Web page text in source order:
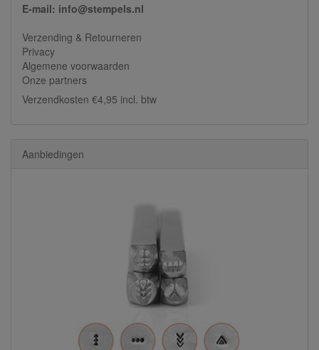
E-mail: info@stempels.nl
Verzending & Retourneren
Privacy
Algemene voorwaarden
Onze partners
Verzendkosten €4,95 incl. btw
Aanbiedingen